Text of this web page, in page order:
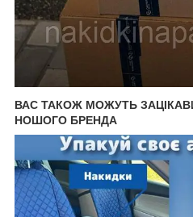
ВАС ТАКОЖ МОЖУТЬ
НОШОГО БРЕНДА